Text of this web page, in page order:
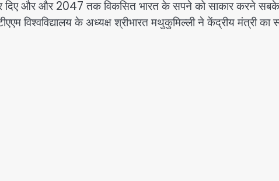
दिए और और 2047 तक विकसित भारत के सपने को साकार करने सबके
विश्वविद्यालय के अध्यक्ष श्रीभारत मथुकुमिल्ली ने केंद्रीय मंत्री का